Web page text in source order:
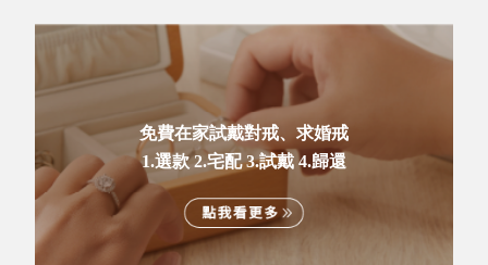
免費在家試戴對戒、求婚戒
1.選款 2.宅配 3.試戴 4.歸還